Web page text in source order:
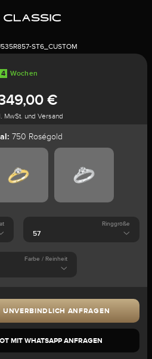
ST6_CUSTOM
4 Wochen
€
MwSt. und Versand
750 Roségold
Ringgröße
Farbe / Reinheit
UNVERBINDLICH ANFRAGEN
MIT WHATSAPP ANFRAGEN